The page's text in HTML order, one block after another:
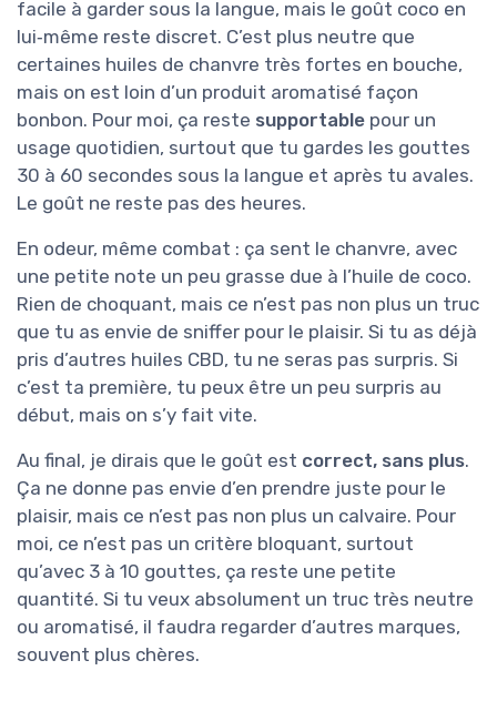
facile à garder sous la langue, mais le goût coco en
lui‑même reste discret. C’est plus neutre que
certaines huiles de chanvre très fortes en bouche,
mais on est loin d’un produit aromatisé façon
bonbon. Pour moi, ça reste supportable pour un
usage quotidien, surtout que tu gardes les gouttes
30 à 60 secondes sous la langue et après tu avales.
Le goût ne reste pas des heures.
En odeur, même combat : ça sent le chanvre, avec
une petite note un peu grasse due à l’huile de coco.
Rien de choquant, mais ce n’est pas non plus un truc
que tu as envie de sniffer pour le plaisir. Si tu as déjà
pris d’autres huiles CBD, tu ne seras pas surpris. Si
c’est ta première, tu peux être un peu surpris au
début, mais on s’y fait vite.
Au final, je dirais que le goût est correct, sans plus.
Ça ne donne pas envie d’en prendre juste pour le
plaisir, mais ce n’est pas non plus un calvaire. Pour
moi, ce n’est pas un critère bloquant, surtout
qu’avec 3 à 10 gouttes, ça reste une petite
quantité. Si tu veux absolument un truc très neutre
ou aromatisé, il faudra regarder d’autres marques,
souvent plus chères.